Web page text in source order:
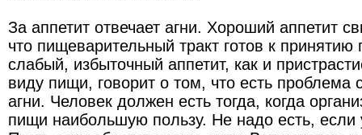
За аппетит отвечает агни. Хороший аппетит
что пищеварительный тракт готов к
слабый, избыточный аппетит, как и
виду пищи, говорит о том, что есть проблема
агни. Человек должен есть тогда, когда
пищи наибольшую пользу. Не надо есть, если